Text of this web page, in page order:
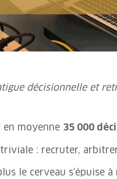
décisionnelle et
en moyenne 35 000
: recruter,
le cerveau s’épuise